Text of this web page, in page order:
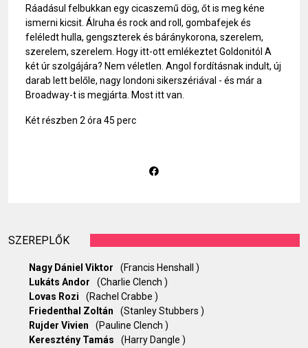
Ráadásul felbukkan egy cicaszemű dög, őt is meg kéne
ismerni kicsit. Álruha és rock and roll, gombafejek és
feléledt hulla, gengszterek és báránykorona, szerelem,
szerelem, szerelem. Hogy itt-ott emlékeztet Goldonitól A
két úr szolgájára? Nem véletlen. Angol fordításnak indult, új
darab lett belőle, nagy londoni sikerszériával - és már a
Broadway-t is megjárta. Most itt van.
Két részben 2 óra 45 perc
SZEREPLŐK
Nagy Dániel Viktor
(Francis Henshall )
Lukáts Andor
(Charlie Clench )
Lovas Rozi
(Rachel Crabbe )
Friedenthal Zoltán
(Stanley Stubbers )
Rujder Vivien
(Pauline Clench )
Keresztény Tamás
(Harry Dangle )